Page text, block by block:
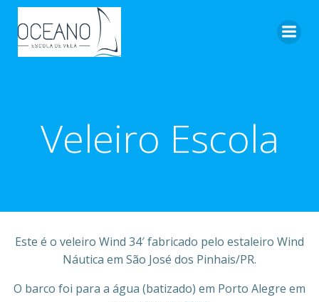
Veleiro Escola
Este é o veleiro Wind 34′ fabricado pelo estaleiro Wind
Náutica em São José dos Pinhais/PR.
O barco foi para a água (batizado) em Porto Alegre em